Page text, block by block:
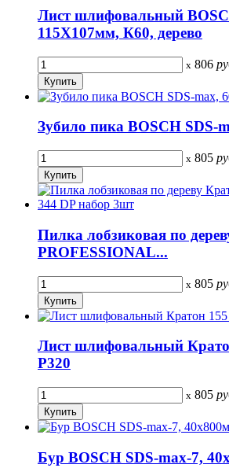
Лист шлифовальный
115Х107мм, К60, дерево
x 806
Зубило пика BOSCH SDS-
x 805
Пилка лобзиковая по
PROFESSIONAL...
x 805
Лист шлифовальный
P320
x 805
Бур BOSCH SDS-max-7,